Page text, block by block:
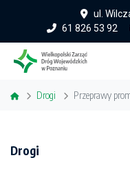
ul.
61 826 53 92
Drogi Przeprawy
Drogi